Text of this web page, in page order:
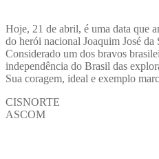
Hoje, 21 de abril, é uma data que
do herói nacional Joaquim José
Considerado um dos bravos
independência do Brasil das
Sua coragem, ideal e exemplo
CISNORTE
ASCOM